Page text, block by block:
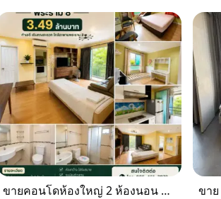
ขายคอนโดห้องใหญ่ 2 ห้องนอน ทำเลพระราม 8 Lumpini Place Rama VIII